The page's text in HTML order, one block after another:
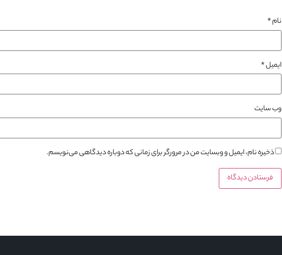
نام*
ایمیل*
وب‌ سایت
ذخیره نام، ایمیل و وبسایت من در مرورگر برای زمانی که دوباره دیدگاهی می‌نویسم.